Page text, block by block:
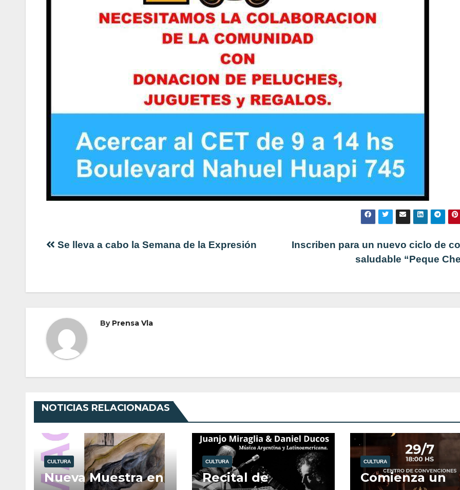
Navegación
entradas
Inscriben para un nuevo ciclo de
saludable “Peque
Se lleva a cabo la Semana de la Expresión
By Prensa Vla
NOTICIAS RELACIONADAS
CULTURA
Nueva Muestra en
CULTURA
Recital de
CULTURA
Comienza un